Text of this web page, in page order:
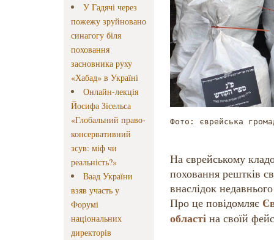
У Гадячі через
пожежу зруйновано
синагогу біля
поховання
засновника руху
«Хабад» в Україні
Онлайн-лекція
Йосифа Зісельса
«Глобальний право-
консервативний
зсув: міф чи
реальність?»
Ваад України
взяв участь у
Форумі
національних
директорів
Фото: єврейська
На єврейському
поховання рештків
внаслідок
Про це повідомляє
областіна своїй